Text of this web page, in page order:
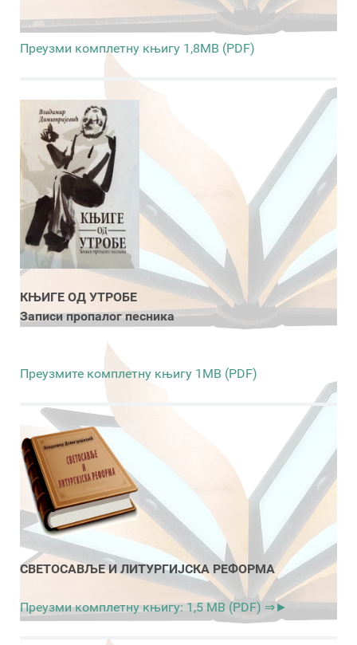
Преузми комплетну књигу 1,8MB (PDF)
КЊИГЕ ОД УТРОБЕ
Записи пропалог песника
Преузмите комплетну књигу 1MB (PDF)
СВЕТОСАВЉЕ И ЛИТУРГИЈСКА РЕФОРМА
Преузми комплетну књигу: 1,5 MB (PDF) ⇒►